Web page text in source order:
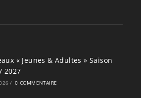
« Jeunes & Adultes » Saison
2027
/ 0 COMMENTAIRE